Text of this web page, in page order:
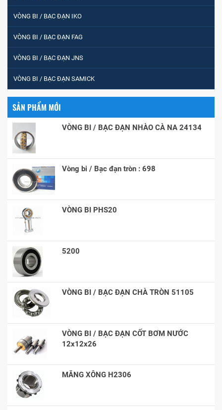
VÒNG BI / BẠC ĐẠN IKO
VÒNG BI / BẠC ĐẠN FAG
VÒNG BI / BẠC ĐẠN JNS
VÒNG BI / BẠC ĐẠN SAMICK
SẢN PHẨM MỚI
VÒNG BI / BẠC ĐẠN NHÀO CÀ NA 24134
Vòng bi / Bạc đạn tròn : 698
VÒNG BI PHS20
5200
VÒNG BI / BẠC ĐẠN CHÀ TRÒN 51105
VÒNG BI / BẠC ĐẠN CỐT BƠM NƯỚC
12x12x26
MĂNG XÔNG H2306